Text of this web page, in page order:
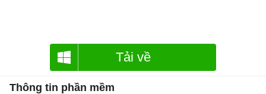
Tải về
Thông tin phần mềm